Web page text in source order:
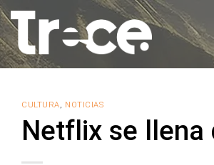
Saltar
al
contenido
CULTURA, NOTICIAS
Netflix se llena